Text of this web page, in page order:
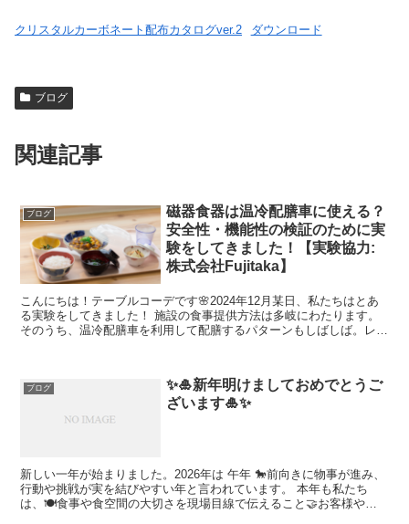
クリスタルカーボネート配布カタログver.2 ダウンロード
ブログ
関連記事
ブログ
磁器食器は温冷配膳車に使える？
安全性・機能性の検証のために実
験をしてきました！【実験協力:
株式会社Fujitaka】
こんにちは！テーブルコーデです🌸2024年12月某日、私たちはとあ
る実験をしてきました！ 施設の食事提供方法は多岐にわたります。
そのうち、温冷配膳車を利用して配膳するパターンもしばしば。レン
ブログ
✨🎍新年明けましておめでとうご
ざいます🎍✨
新しい一年が始まりました。2026年は 午年 🐎前向きに物事が進み、
行動や挑戦が実を結びやすい年と言われています。 本年も私たち
は、🍽️食事や食空間の大切さを現場目線で伝えること🤝お客様や関